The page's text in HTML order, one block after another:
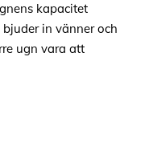
kapacitet
in vänner och
ugn vara att